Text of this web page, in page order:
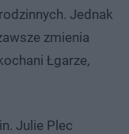
Jednak
zmienia
Łgarze,
Julie Plec